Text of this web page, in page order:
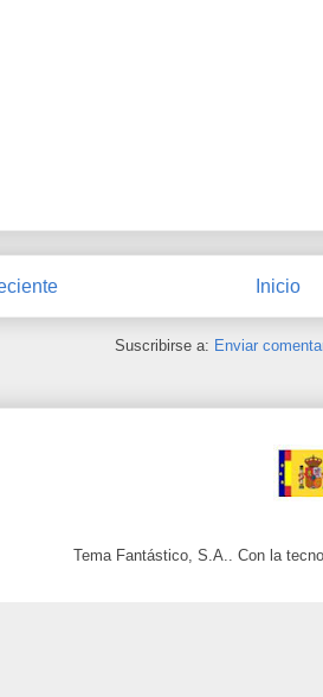
Inicio
Suscribirse a: Enviar
Tema Fantástico, S.A.. Con la